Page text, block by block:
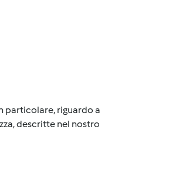
particolare, riguardo a
descritte nel nostro